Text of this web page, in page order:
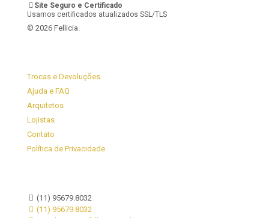
Site Seguro e Certificado
Usamos certificados atualizados SSL/TLS
© 2026 Fellicia.
Trocas e Devoluções
Ajuda e FAQ
Arquitetos
Lojistas
Contato
Política de Privacidade
(11) 95679.8032
(11) 95679.8032